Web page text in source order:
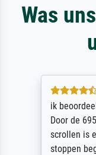
Was
ik
Door de
scrollen is
stoppen